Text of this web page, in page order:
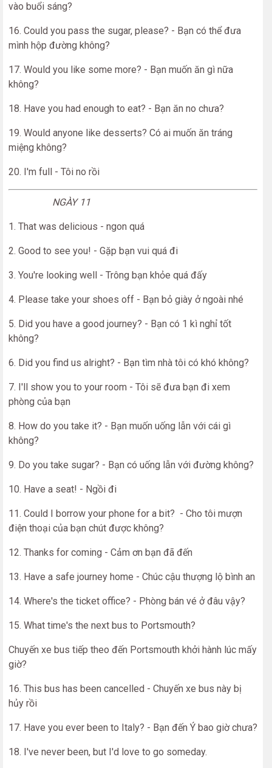
vào buổi sáng?
16. Could you pass the sugar, please? - Bạn có thể đưa
mình hộp đường không?
17. Would you like some more? - Bạn muốn ăn gì nữa
không?
18. Have you had enough to eat? - Bạn ăn no chưa?
19. Would anyone like desserts? Có ai muốn ăn tráng
miệng không?
20. I'm full - Tôi no rồi
NGÀY 11
1. That was delicious - ngon quá
2. Good to see you! - Gặp bạn vui quá đi
3. You're looking well - Trông bạn khỏe quá đấy
4. Please take your shoes off - Bạn bỏ giày ở ngoài nhé
5. Did you have a good journey? - Bạn có 1 kì nghỉ tốt
không?
6. Did you find us alright? - Bạn tìm nhà tôi có khó không?
7. I'll show you to your room - Tôi sẽ đưa bạn đi xem
phòng của bạn
8. How do you take it? - Bạn muốn uống lẫn với cái gì
không?
9. Do you take sugar? - Bạn có uống lẫn với đường không?
10. Have a seat! - Ngồi đi
11. Could I borrow your phone for a bit? - Cho tôi mượn
điện thoại của bạn chút được không?
12. Thanks for coming - Cảm ơn bạn đã đến
13. Have a safe journey home - Chúc cậu thượng lộ bình an
14. Where's the ticket office? - Phòng bán vé ở đâu vậy?
15. What time's the next bus to Portsmouth?
Chuyến xe bus tiếp theo đến Portsmouth khởi hành lúc mấy
giờ?
16. This bus has been cancelled - Chuyến xe bus này bị
hủy rồi
17. Have you ever been to Italy? - Bạn đến Ý bao giờ chưa?
18. I've never been, but I'd love to go someday.